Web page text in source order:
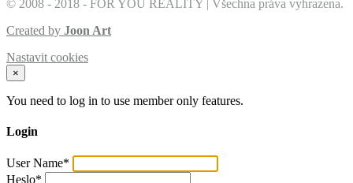
© 2008 - 2018 - FOR YOU REALITY | Všechna práva vyhrazena.
Created by Joon Art
Nastavit cookies
×
You need to log in to use member only features.
Login
User Name*
Heslo*